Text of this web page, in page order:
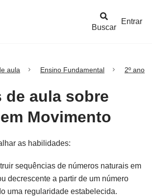
Buscar
Entrar
aula Ensino Fundamental 2º ano
de aula sobre
Movimento
as habilidades:
sequências de números naturais em
decrescente a partir de um número
uma regularidade estabelecida.